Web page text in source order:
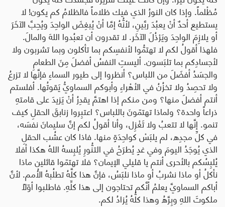
مُظْلماً. وإذا كان النورُ الذي فيك ظلاماً فالظلامُ كم يكون! لا
يستطيع أحدٌ أنْ يعبُدَ ربَّينِ، لأنُّهُ إمَّا أنْ يُبغِضَ الواحِدَ ويُحِبَّ الآخَرَ
أو يلازِمَ الواحِدَ ويَرْذُلَ الآخَر. لا تقدرون أن تعبُدوا اللهَ والمالَ.
فلهذا أقولُ لكم لا تهتمُّوا لأنفسِكم بما تأكلون وبما تشربون ولا
لأجسادِكم بما تلبَسون. أليستِ النفسُ أفضلَ مِنَ الطعامِ
والجسَدُ أفضَلَ من اللباس؟ أنظروا إلى طيور السماءِ فإنَّها لا تزرعُ
ولا تحصِدُ ولا تخزُنُ في الأهْراءِ وأبوكم السماويُّ يَقوتُها. أفلستم
أنتم أفضلَ منها؟ ومن منكم إذا اهتمَّ يقدِرُ أنْ يَزيدَ على قامتهِ
ذراعاً واحدة؟ ولماذا تهتمّونَ باللباس؟ اعتبِروا زنابقَ الحقلِ كيف
تنمو. إنَّها لا تتعبُ ولا تَغْزِل، وأنا أقولُ لكم إنَّ سليمانَ نفسَه،
في كلِّ مجدِه، لم يلبَسْ كواحِدَةٍ منها. فاذا كان عشُب الحقلِ
الذي يُوجَدُ اليومَ وفي غدٍ يُطرَحُ في التنُّورِ يُلبِسهُ اللهُ هكذا أفلا
يُلبِسُكم بالأحرى أنتم يا قليلي الإيمان؟ فلا تهتمّوا قائلين ماذا
نأكلُ أو ماذا نشربُ أو ماذا نلبَسُ، فإنَّ هذا كلَّهُ تطلُبهُ الأُمم. لأنَّ
أباكم السماويَّ يعلمُ أنَّكم تحتاجون إلى هذا كلِّهِ. فاطلبوا أوّلاً
ملكوتَ اللهِ وبِرَّهُ وهذا كلُّهُ يُزادُ لكم.